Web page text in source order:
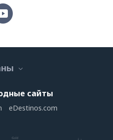
сайты
eDestinos.com